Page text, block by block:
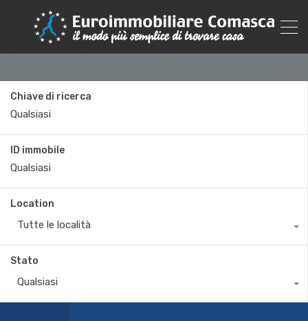
Chiave di ricerca
ID immobile
Location
Tutte le località
Stato
Qualsiasi